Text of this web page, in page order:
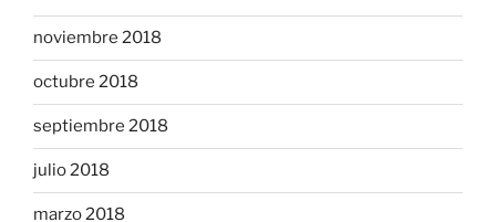
noviembre 2018
octubre 2018
septiembre 2018
julio 2018
marzo 2018